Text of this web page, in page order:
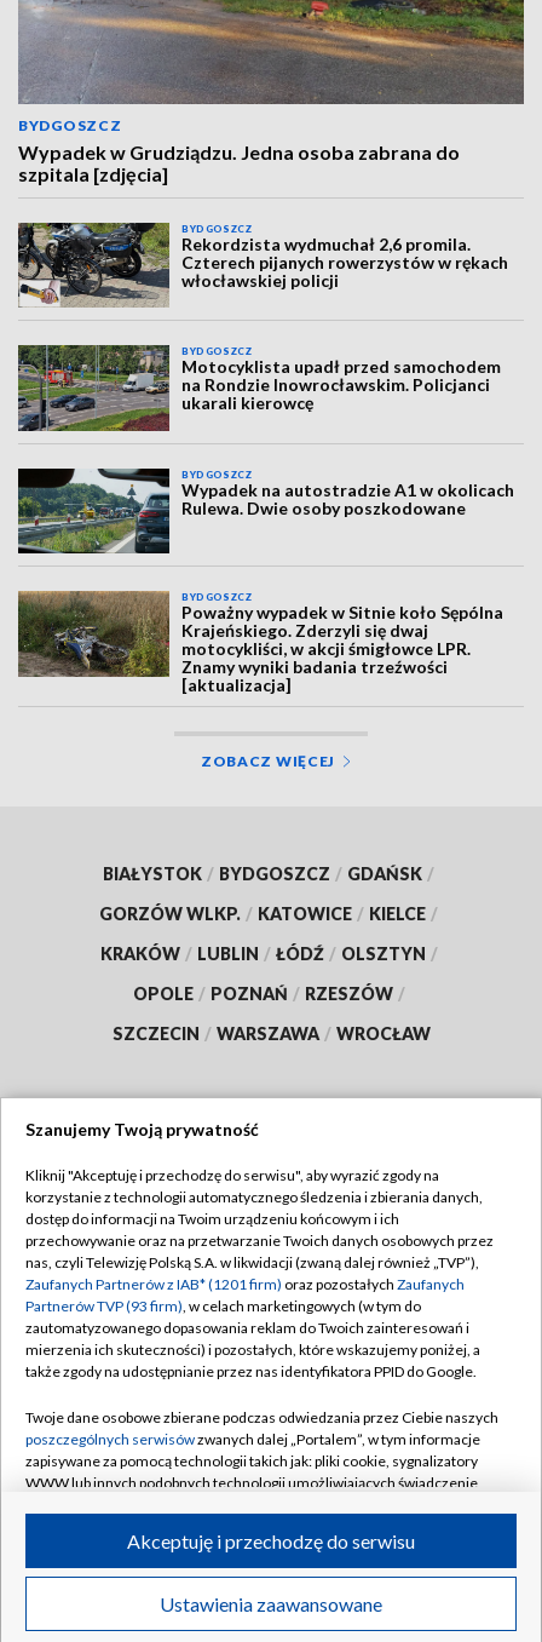
BYDGOSZCZ
Wypadek w Grudziądzu. Jedna osoba zabrana do
szpitala [zdjęcia]
BYDGOSZCZ
Rekordzista wydmuchał 2,6 promila.
Czterech pijanych rowerzystów w rękach
włocławskiej policji
BYDGOSZCZ
Motocyklista upadł przed samochodem
na Rondzie Inowrocławskim. Policjanci
ukarali kierowcę
BYDGOSZCZ
Wypadek na autostradzie A1 w okolicach
Rulewa. Dwie osoby poszkodowane
BYDGOSZCZ
Poważny wypadek w Sitnie koło Sępólna
Krajeńskiego. Zderzyli się dwaj
motocykliści, w akcji śmigłowce LPR.
Znamy wyniki badania trzeźwości
[aktualizacja]
ZOBACZ WIĘCEJ
BIAŁYSTOK / BYDGOSZCZ / GDAŃSK /
GORZÓW WLKP. / KATOWICE / KIELCE /
KRAKÓW / LUBLIN / ŁÓDŹ / OLSZTYN /
OPOLE / POZNAŃ / RZESZÓW /
SZCZECIN / WARSZAWA / WROCŁAW
TVP
Abonament TVP
Emisja w TVP
Centrum informacji TVP
Naziemna Telewizja Cyfrowa
Rada Programowa
System NOS
Informacje o nadawcy
Program dla prasy
Ogłoszenie przetargowe
Regulamin TVP
Polityka prywatności
Moje zgody
Pomoc
Kontakt
Kanały
©2026 Telewizja Polska S.A. w likwidacji
Szanujemy Twoją prywatność
Kliknij "Akceptuję i przechodzę do serwisu", aby wyrazić zgody na
korzystanie z technologii automatycznego śledzenia i zbierania danych,
dostęp do informacji na Twoim urządzeniu końcowym i ich
przechowywanie oraz na przetwarzanie Twoich danych osobowych przez
nas, czyli Telewizję Polską S.A. w likwidacji (zwaną dalej również „TVP”),
Zaufanych Partnerów z IAB* (1201 firm) oraz pozostałych Zaufanych
Partnerów TVP (93 firm), w celach marketingowych (w tym do
zautomatyzowanego dopasowania reklam do Twoich zainteresowań i
mierzenia ich skuteczności) i pozostałych, które wskazujemy poniżej, a
także zgody na udostępnianie przez nas identyfikatora PPID do Google.
Twoje dane osobowe zbierane podczas odwiedzania przez Ciebie naszych
poszczególnych serwisówzwanych dalej „Portalem”, w tym informacje
zapisywane za pomocą technologii takich jak: pliki cookie, sygnalizatory
WWW lub innych podobnych technologii umożliwiających świadczenie
ruchu w Internecie.
Twoje dane osobowe zbierane podczas odwiedzania przez Ciebie
poszczególnych serwisówna Portalu, takie jak adresy IP, identyfikatory
Ustawienia zaawansowane
Akceptuję i przechodzę do serwisu